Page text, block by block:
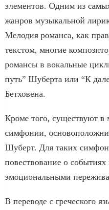
элементов. Одним из
жанров музыкальной
Мелодия романса, как
текстом, многие
романсы в вокальные
путь” Шуберта или “К
Бетховена.
Кроме того, существуют в
симфонии,
Шуберт. Для таких
повествование о событиях
эмоциональными
В переводе с греческого